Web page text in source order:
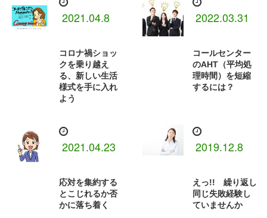
2021.04.8
コロナ禍ショッ
クを乗り越え
る、新しい生活
様式を手に入れ
よう
2022.03.31
コールセンター
のAHT（平均処
理時間）を短縮
するには？
2021.04.23
応対を集約する
とこじれるか否
かに落ち着く
2019.12.8
えっ!! 繰り返し
同じ失敗経験し
ていませんか